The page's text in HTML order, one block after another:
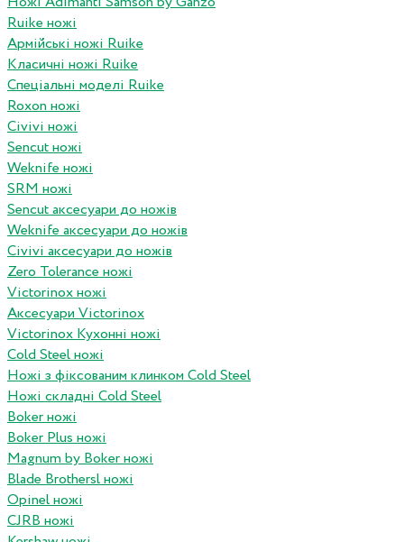
Ruike ножі
Армійські ножі Ruike
Класичні ножі Ruike
Спеціальні моделі Ruike
Roxon ножi
Civivi ножі
Sencut ножі
Weknife ножі
SRM ножі
Sencut аксесуари до ножів
Weknife аксесуари до ножів
Civivi аксесуари до ножів
Zero Tolerance ножі
Victorinox ножі
Аксесуари Victorinox
Victorinox Кухонні ножі
Cold Steel ножі
Ножі з фіксованим клинком Cold Steel
Ножі складні Cold Steel
Boker ножі
Boker Plus ножі
Magnum by Boker ножі
Blade Brothersl ножі
Opinel ножі
CJRB ножі